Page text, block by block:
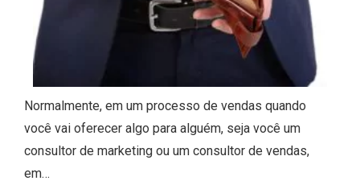
Normalmente, em um processo de vendas quando
você vai oferecer algo para alguém, seja você um
consultor de marketing ou um consultor de vendas,
em…